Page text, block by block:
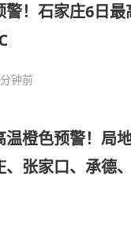
警！石家庄6日
钟前
橙色预警！局
、张家口、承德